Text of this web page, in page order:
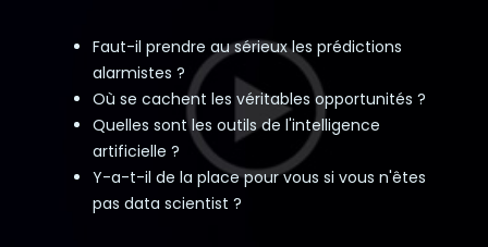
Faut-il prendre au sérieux les prédictions
alarmistes ?
Où se cachent les véritables opportunités ?
Quelles sont les outils de l'intelligence
artificielle ?
Y-a-t-il de la place pour vous si vous n'êtes
pas data scientist ?